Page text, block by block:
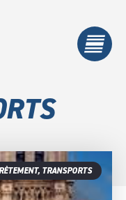
, TRANSPORTS